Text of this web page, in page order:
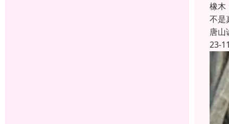
橡木
不是
唐山
23-